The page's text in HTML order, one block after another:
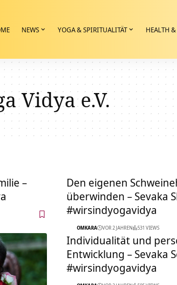
NEWS YOGA & SPIRITUALITÄT HEALTH
Vidya e.V.
–
Den eigenen
überwinden – Sevaka
#wirsindyogavidya
OMKARA VOR 2 JAHREN 531 VIEWS
Individualität und
Entwicklung – Sevaka
#wirsindyogavidya